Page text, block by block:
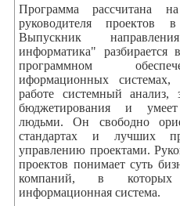
Программа рассчитана
руководителя проектов
Выпускник
информатика" разбирается
программном
иформационных системах,
работе системный анализ,
бюджетирования и умеет
людьми. Он свободно
стандартах и лучших
управлению проектами.
проектов понимает суть
компаний, в которых
информационная система.